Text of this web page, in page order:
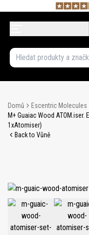
Domů
Escentric Molecules
M+ Guaiac Wood ATOM.iser.
1xAtomiser)
Back to Vůně